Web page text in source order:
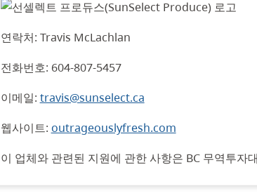
연락처: Travis McLachlan
전화번호: 604-807-5457
이메일: travis@sunselect.ca
웹사이트: outrageouslyfresh.com
이 업체와 관련된 지원에 관한 사항은 BC 무역투자